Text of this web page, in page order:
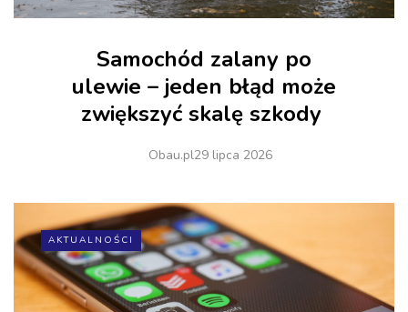
Samochód zalany po
ulewie – jeden błąd może
zwiększyć skalę szkody
Obau.pl29 lipca 2026
AKTUALNOŚCI